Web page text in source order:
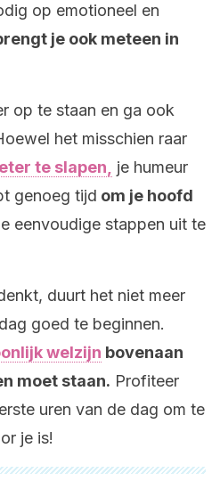
op emotioneel en
je ook meteen in
op te staan en ga ook
het misschien raar
te slapen,
je humeur
genoeg tijd om je hoofd
eenvoudige stappen uit te
duurt het niet meer
goed te beginnen.
welzijn bovenaan
moet staan. Profiteer
uren van de dag om te
je is!